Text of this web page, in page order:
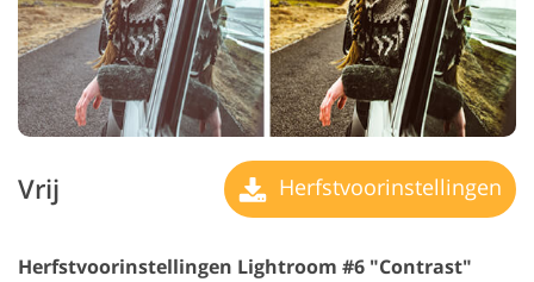
Vrij Herfstvoorinstellingen
Herfstvoorinstellingen Lightroom #6 "Contrast"